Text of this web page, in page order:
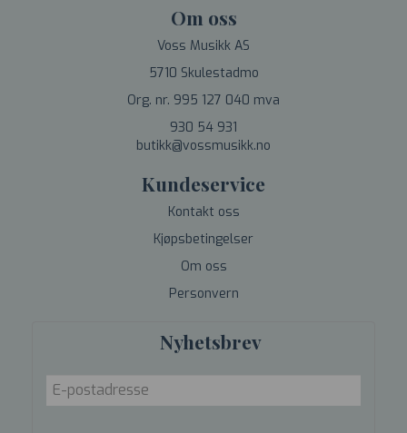
Om oss
Voss Musikk AS
5710 Skulestadmo
Org. nr. 995 127 040 mva
930 54 931
butikk@vossmusikk.no
Kundeservice
Kontakt oss
Kjøpsbetingelser
Om oss
Personvern
Nyhetsbrev